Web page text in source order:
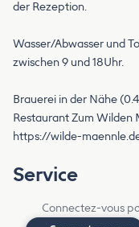
der Rezeption.
Wasser/Abwasser und
zwischen 9 und 18Uhr.
Brauerei in der Nähe
Restaurant Zum Wilden
https://wilde-
Service
Connectez-vous